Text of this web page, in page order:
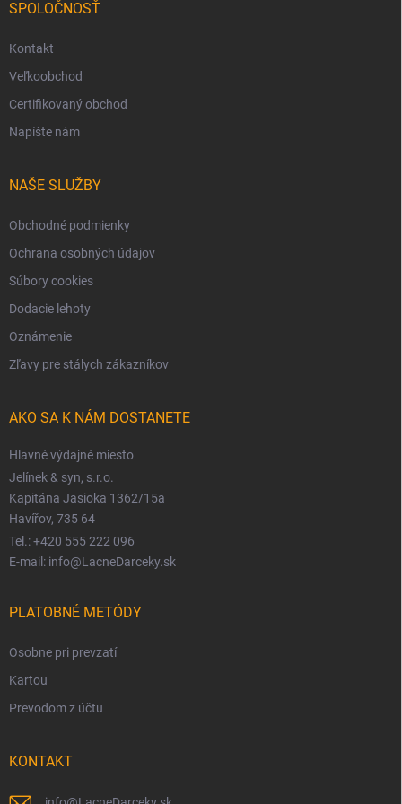
SPOLOČNOSŤ
Kontakt
Veľkoobchod
Certifikovaný obchod
Napíšte nám
NAŠE SLUŽBY
Obchodné podmienky
Ochrana osobných údajov
Súbory cookies
Dodacie lehoty
Oznámenie
Zľavy pre stálych zákazníkov
AKO SA K NÁM DOSTANETE
Hlavné výdajné miesto
Jelínek & syn, s.r.o.
Kapitána Jasioka 1362/15a
Havířov, 735 64
Tel.: +420 555 222 096
E-mail: info@LacneDarceky.sk
PLATOBNÉ METÓDY
Osobne pri prevzatí
Kartou
Prevodom z účtu
KONTAKT